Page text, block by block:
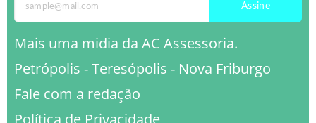
Assine
Mais uma midia da AC Assessoria.
Petrópolis - Teresópolis - Nova Friburgo
Fale com a redação
Política de Privacidade